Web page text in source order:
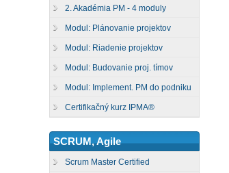
2. Akadémia PM - 4 moduly
Modul: Plánovanie projektov
Modul: Riadenie projektov
Modul: Budovanie proj. tímov
Modul: Implement. PM do podniku
Certifikačný kurz IPMA®
SCRUM, Agile
Scrum Master Certified